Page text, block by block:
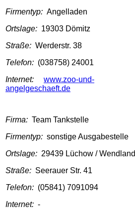
Firmentyp: Angelladen
Ortslage: 19303 Dömitz
Straße: Werderstr. 38
Telefon: (038758) 24001
Internet:
www.zoo-und-
angelgeschaeft.de
Firma: Team Tankstelle
Firmentyp: sonstige Ausgabestelle
Ortslage: 29439 Lüchow / Wendland
Straße: Seerauer Str. 41
Telefon: (05841) 7091094
Internet: -